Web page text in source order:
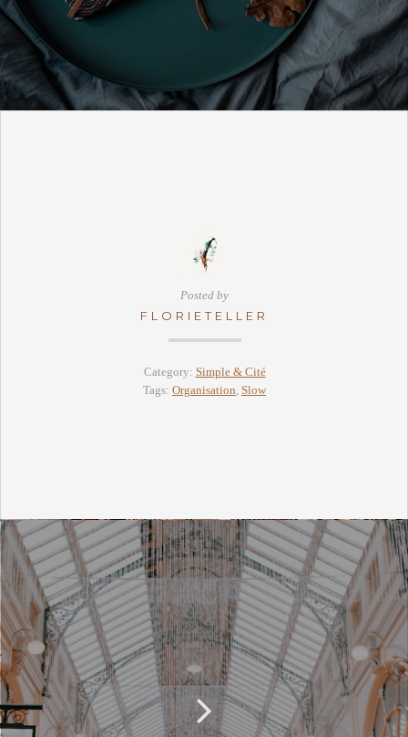
Posted by
FLORIETELLER
Category: Simple & Cité
Tags: Organisation, Slow